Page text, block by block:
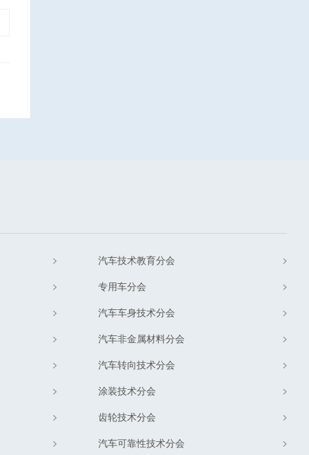
汽车技术教育分会
专用车分会
汽车车身技术分会
汽车非金属材料分会
汽车转向技术分会
涂装技术分会
齿轮技术分会
汽车可靠性技术分会